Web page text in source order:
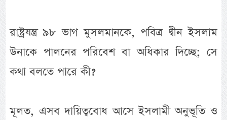
রাষ্ট্রযন্ত্র ৯৮ ভাগ মুসলমানকে, পবিত্র দ্বীন ইসলাম
উনাকে পালনের পরিবেশ বা অধিকার দিচ্ছে; সে
কথা বলতে পারে কী?
মূলত, এসব দায়িত্ববোধ আসে ইসলামী অনুভূতি ও